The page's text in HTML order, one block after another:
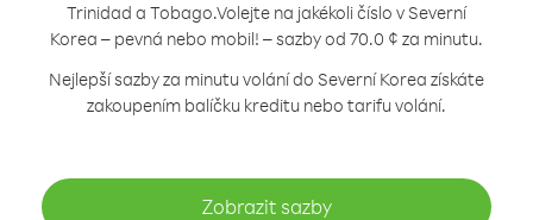
Trinidad a Tobago.Volejte na jakékoli číslo v Severní
Korea – pevná nebo mobil! – sazby od 70.0 ¢ za minutu.
Nejlepší sazby za minutu volání do Severní Korea získáte
zakoupením balíčku kreditu nebo tarifu volání.
Zobrazit sazby